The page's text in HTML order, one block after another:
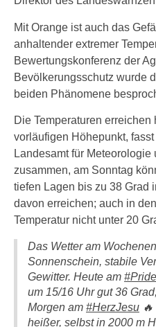
Mit Orange ist auch das
anhaltender extremer
Bewertungskonferenz der
Bevölkerungsschutz wurde
beiden Phänomene
Die Temperaturen erreichen
vorläufigen Höhepunkt,
Landesamt für
zusammen, am Sonntag
tiefen Lagen bis zu 38 Grad
davon erreichen; auch in
Temperatur nicht unter 20
Das Wetter am
Sonnenschein, stabile
Gewitter. Heute am #Pride
um 15/16 Uhr gut 36
Morgen am #HerzJesu
heißer, selbst in 2000 m